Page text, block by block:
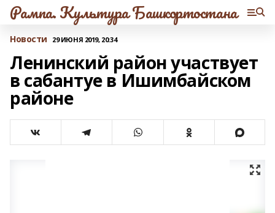
Рампа. Культура Башкортостана
Новости 29 ИЮНЯ 2019, 20:34
Ленинский район участвует
в сабантуе в Ишимбайском
районе